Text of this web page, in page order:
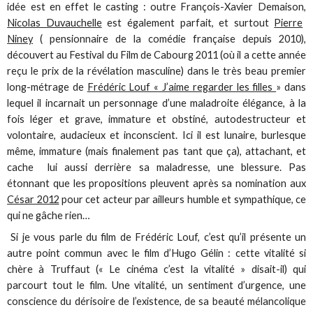
idée est en effet le casting : outre François-Xavier Demaison,
Nicolas Duvauchelleest également parfait, et surtout Pierre
Niney( pensionnaire de la comédie française depuis 2010),
découvert au Festival du Film de Cabourg 2011 (où il a cette année
reçu le prix de la révélation masculine) dans le très beau premier
long-métrage de Frédéric Louf « J’aime regarder les filles » dans
lequel il incarnait un personnage d’une maladroite élégance, à la
fois léger et grave, immature et obstiné, autodestructeur et
volontaire, audacieux et inconscient. Ici il est lunaire, burlesque
même, immature (mais finalement pas tant que ça), attachant, et
cache lui aussi derrière sa maladresse, une blessure. Pas
étonnant que les propositions pleuvent après sa nomination aux
César 2012 pour cet acteur par ailleurs humble et sympathique, ce
qui ne gâche rien…
Si je vous parle du film de Frédéric Louf, c’est qu’il présente un
autre point commun avec le film d’Hugo Gélin : cette vitalité si
chère à Truffaut (« Le cinéma c’est la vitalité » disait-il) qui
parcourt tout le film. Une vitalité, un sentiment d’urgence, une
conscience du dérisoire de l’existence, de sa beauté mélancolique